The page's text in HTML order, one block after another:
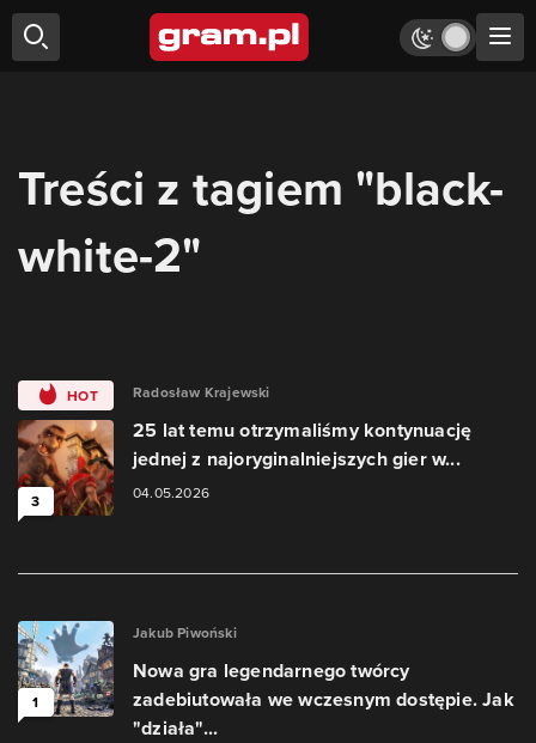
Treści z tagiem "black-
white-2"
HOT
3
Radosław Krajewski
25 lat temu otrzymaliśmy kontynuację
jednej z najoryginalniejszych gier w...
04.05.2026
1
Jakub Piwoński
Nowa gra legendarnego twórcy
zadebiutowała we wczesnym dostępie. Jak
"działa"...